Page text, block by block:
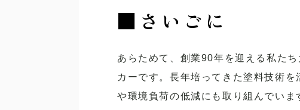
■ さいごに
あらためて、創業90年を迎える私た
カーです。長年培ってきた塗料技術
や環境負荷の低減にも取り組んでいま